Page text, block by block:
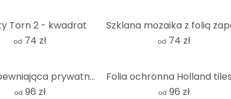
Torn 2 - kwadrat
od 74 zł od 74 zł
Folia zapewniająca prywatność Płytki orientalne 01
od 96 zł od 96 zł